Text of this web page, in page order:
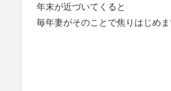
年末が近づいてくると
毎年妻がそのことで焦りはじめま